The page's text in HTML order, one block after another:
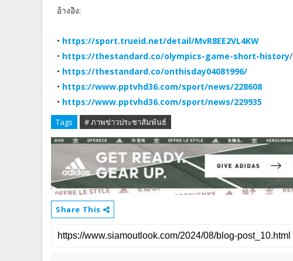
อ้างอิง:
• https://sport.trueid.net/detail/MvR8EE2VL4KW
• https://thestandard.co/olympics-game-short-history/
• https://thestandard.co/onthisday04081996/
• https://www.pptvhd36.com/sport/news/228608
• https://www.pptvhd36.com/sport/news/229935
Tags # ภาพข่าวประชาสัมพันธ์
Share This